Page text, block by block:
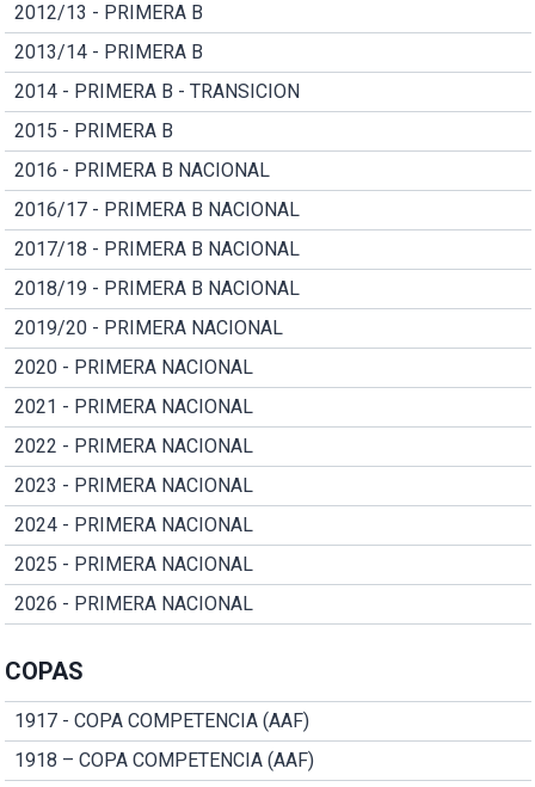
2012/13 - PRIMERA B
2013/14 - PRIMERA B
2014 - PRIMERA B - TRANSICION
2015 - PRIMERA B
2016 - PRIMERA B NACIONAL
2016/17 - PRIMERA B NACIONAL
2017/18 - PRIMERA B NACIONAL
2018/19 - PRIMERA B NACIONAL
2019/20 - PRIMERA NACIONAL
2020 - PRIMERA NACIONAL
2021 - PRIMERA NACIONAL
2022 - PRIMERA NACIONAL
2023 - PRIMERA NACIONAL
2024 - PRIMERA NACIONAL
2025 - PRIMERA NACIONAL
2026 - PRIMERA NACIONAL
COPAS
1917 - COPA COMPETENCIA (AAF)
1918 – COPA COMPETENCIA (AAF)